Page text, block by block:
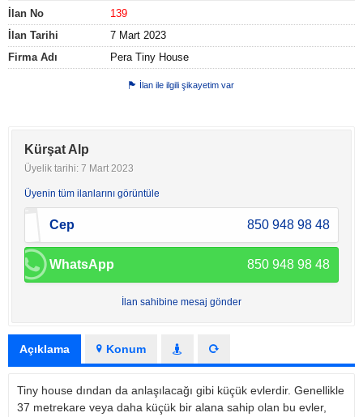
İlan No
139
İlan Tarihi
7 Mart 2023
Firma Adı
Pera Tiny House
İlan ile ilgili şikayetim var
Kürşat Alp
Üyelik tarihi: 7 Mart 2023
Üyenin tüm ilanlarını görüntüle
Cep 850 948 98 48
WhatsApp 850 948 98 48
İlan sahibine mesaj gönder
Açıklama Konum
Tiny house dından da anlaşılacağı gibi küçük evlerdir. Genellikle
37 metrekare veya daha küçük bir alana sahip olan bu evler,